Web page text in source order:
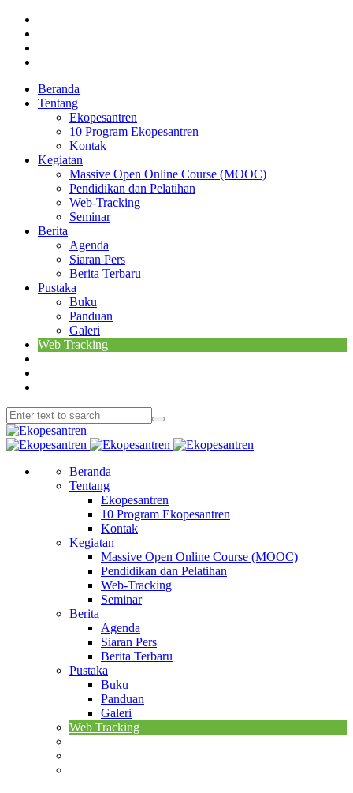
Beranda
Tentang
Ekopesantren
10 Program Ekopesantren
Kontak
Kegiatan
Massive Open Online Course (MOOC)
Pendidikan dan Pelatihan
Web-Tracking
Seminar
Berita
Agenda
Siaran Pers
Berita Terbaru
Pustaka
Buku
Panduan
Galeri
Web Tracking
Beranda
Tentang
Ekopesantren
10 Program Ekopesantren
Kontak
Kegiatan
Massive Open Online Course (MOOC)
Pendidikan dan Pelatihan
Web-Tracking
Seminar
Berita
Agenda
Siaran Pers
Berita Terbaru
Pustaka
Buku
Panduan
Galeri
Web Tracking